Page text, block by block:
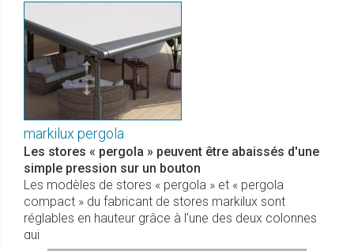
markilux pergola
Les stores « pergola » peuvent être abaissés d'une
simple pression sur un bouton
Les modèles de stores « pergola » et « pergola
compact » du fabricant de stores markilux sont
réglables en hauteur grâce à l'une des deux colonnes
qui